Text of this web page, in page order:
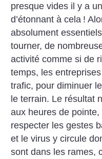
presque vides il y a
d’étonnant à cela !
absolument
tourner, de
activité comme si de
temps, les
trafic, pour diminuer
le terrain. Le résultat
aux heures de
respecter les gestes
et le virus y circule
sont dans les rames,